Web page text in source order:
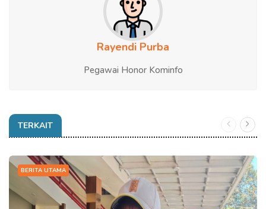
Rayendi Purba
Pegawai Honor Kominfo
TERKAIT
BERITA UTAMA